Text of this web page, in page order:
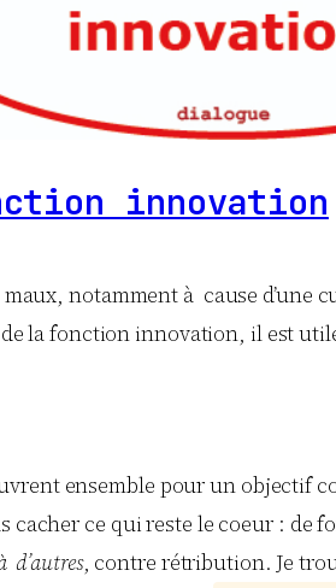
innovation
notamment à cause d’une
la fonction innovation, il est
ensemble pour un objectif
cacher ce qui reste le coeur : de
d’autres, contre rétribution. Je